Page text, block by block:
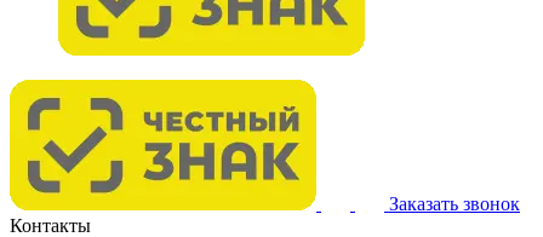
Заказать звонок
Контакты